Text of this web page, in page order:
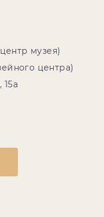
музея)
центра)